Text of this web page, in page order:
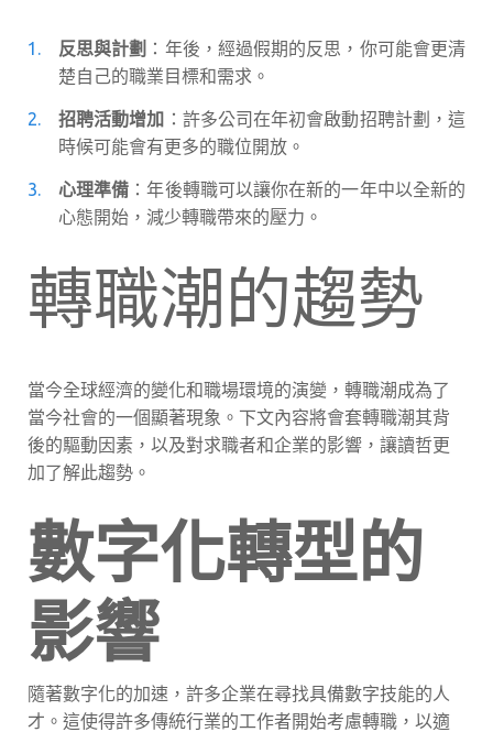
反思與計劃 ：年後，經過假期的反思，你可能會更清
楚自己的職業目標和需求。
招聘活動增加 ：許多公司在年初會啟動招聘計劃，這
時候可能會有更多的職位開放。
心理準備 ：年後轉職可以讓你在新的一年中以全新的
心態開始，減少轉職帶來的壓力。
轉職潮的趨勢
當今全球經濟的變化和職場環境的演變，轉職潮成為了
當今社會的一個顯著現象。下文內容將會套轉職潮其背
後的驅動因素，以及對求職者和企業的影響，讓讀哲更
加了解此趨勢。
數字化轉型的
影響
隨著數字化的加速，許多企業在尋找具備數字技能的人
才。這使得許多傳統行業的工作者開始考慮轉職，以適